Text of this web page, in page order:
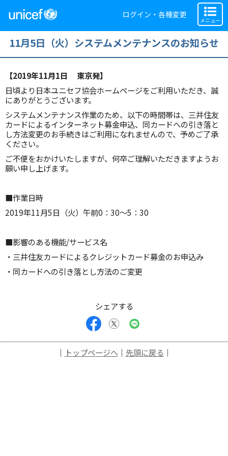
ログイン・各種変更
メニュー
11月5日（火）システムメンテナンスのお知らせ
【2019年11月1日 東京発】
日頃より日本ユニセフ協会ホームページをご利用いただき、誠
にありがとうございます。
システムメンテナンス作業のため、以下の時間帯は、三井住友
カードによるインターネット募金申込、同カードへの引き落と
し方法変更のお手続きはご利用になれませんので、予めご了承
ください。
ご不便をおかけいたしますが、何卒ご理解いただきますようお
願い申し上げます。
■作業日時
2019年11月5日（火）午前0：30～5：30
■影響のある機能/サービス名
・三井住友カードによるクレジットカード募金のお申込み
・同カードへの引き落とし方法のご変更
シェアする
｜ トップページへ｜ 先頭に戻る ｜